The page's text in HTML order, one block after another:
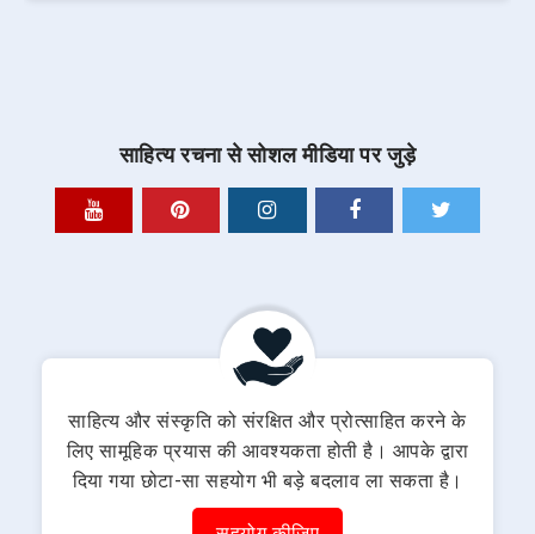
साहित्य रचना से सोशल मीडिया पर जुड़े
साहित्य और संस्कृति को संरक्षित और प्रोत्साहित करने के
लिए सामूहिक प्रयास की आवश्यकता होती है। आपके द्वारा
दिया गया छोटा-सा सहयोग भी बड़े बदलाव ला सकता है।